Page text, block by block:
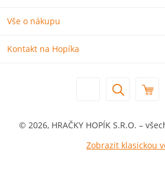
Vše o nákupu
Kontakt na Hopíka
© 2026, HRAČKY HOPÍK S.R.O. –
Zobrazit klasickou